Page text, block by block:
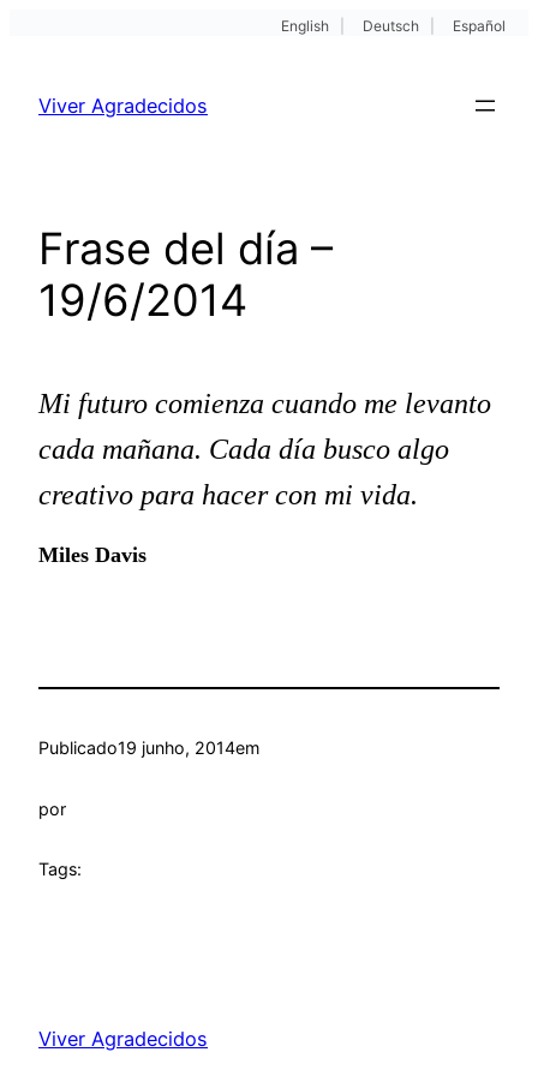
English Deutsch Español
Viver Agradecidos
Frase del día –
19/6/2014
Mi futuro comienza cuando me levanto
cada mañana. Cada día busco algo
creativo para hacer con mi vida.
Miles Davis
Publicado19 junho, 2014em
por
Tags:
Viver Agradecidos